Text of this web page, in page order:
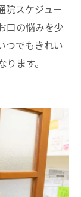
院スケジュー
口の悩みを少
つでもきれい
ます。